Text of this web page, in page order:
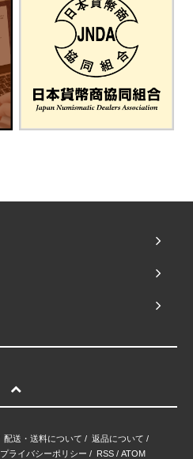
配送・送料について / 返品について /
プライバシーポリシー / RSS / ATOM